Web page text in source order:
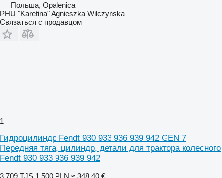
Польша, Opalenica
PHU "Karetina" Agnieszka Wilczyńska
Связаться с продавцом
1
Гидроцилиндр Fendt 930 933 936 939 942 GEN 7
Передняя тяга, цилиндр, детали для трактора колесного
Fendt 930 933 936 939 942
3 709 TJS 1 500 PLN ≈ 348,40 €